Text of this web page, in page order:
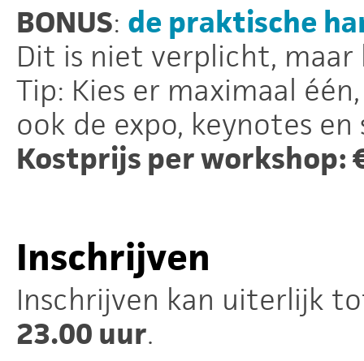
BONUS: de praktische
Dit is niet verplicht,
Tip: Kies er maximaal
ook de expo, keynotes
Kostprijs per workshop:
Inschrijven
Inschrijven kan uiterlijk
23.00 uur.